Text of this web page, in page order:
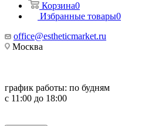
Корзина0
Избранные товары0
office@estheticmarket.ru
Москва
график работы: по будням
с 11:00 до 18:00